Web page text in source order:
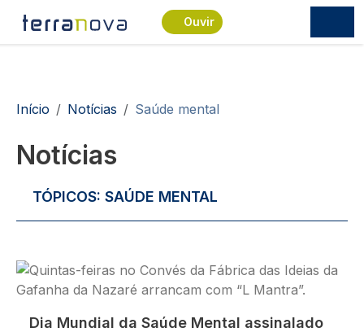
Passar para o conteúdo principal
Ouvir
Navegação estrutural
Início Notícias Saúde mental
Notícias
TÓPICOS: SAÚDE MENTAL
Imagem
Dia Mundial da Saúde Mental assinalado